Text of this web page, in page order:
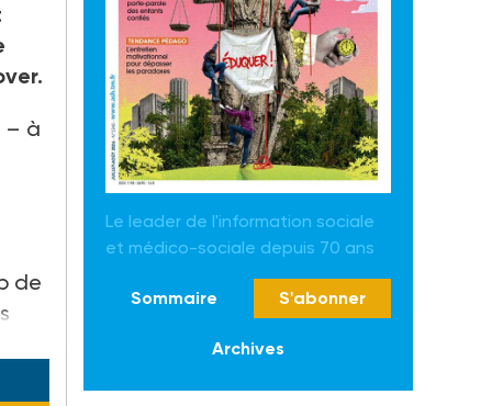
– à
de
Le leader de l'information sociale
et médico-sociale depuis 70 ans
Sommaire S'abonner
Archives